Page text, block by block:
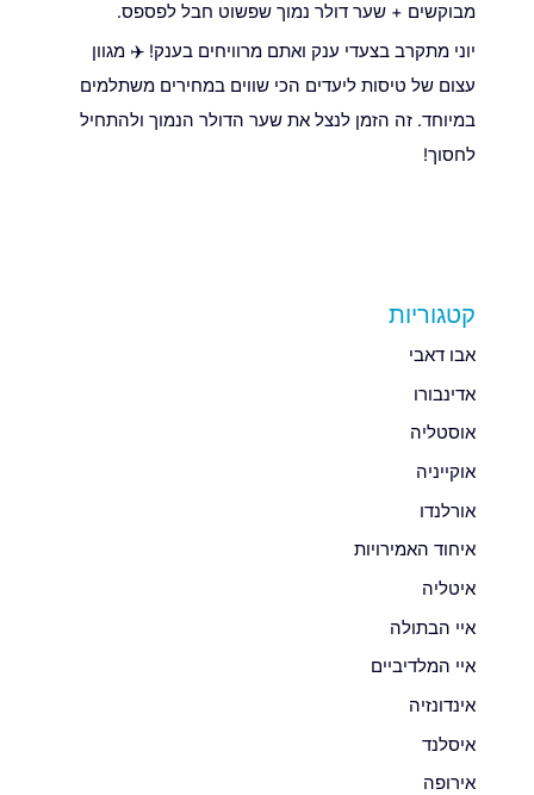
מבוקשים + שער דולר נמוך שפשוט חבל לפספס.
יוני מתקרב בצעדי ענק ואתם מרוויחים בענק! ✈️ מגוון
עצום של טיסות ליעדים הכי שווים במחירים משתלמים
במיוחד. זה הזמן לנצל את שער הדולר הנמוך ולהתחיל
לחסוך!
קטגוריות
אבו דאבי
אדינבורו
אוסטליה
אוקייניה
אורלנדו
איחוד האמירויות
איטליה
איי הבתולה
איי המלדיביים
אינדונזיה
איסלנד
אירופה